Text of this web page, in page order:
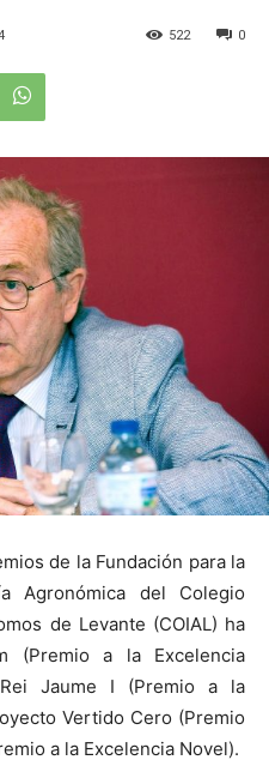
0
522
de la Fundación para la
Agronómica del Colegio
de Levante (COIAL) ha
(Premio a la Excelencia
Jaume I (Premio a la
Vertido Cero (Premio
a la Excelencia Novel).